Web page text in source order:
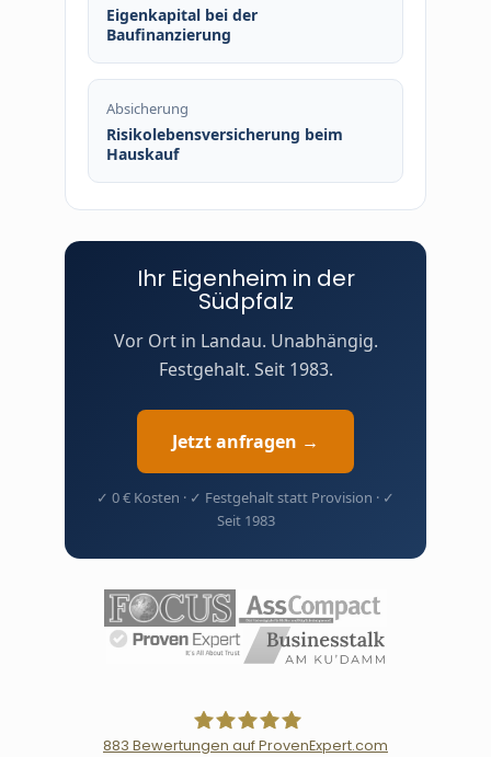
Eigenkapital bei der
Baufinanzierung
Absicherung
Risikolebensversicherung beim
Hauskauf
Ihr Eigenheim in der
Südpfalz
Vor Ort in Landau. Unabhängig.
Festgehalt. Seit 1983.
Jetzt anfragen →
✓ 0 € Kosten · ✓ Festgehalt statt Provision · ✓
Seit 1983
883 Bewertungen auf ProvenExpert.com